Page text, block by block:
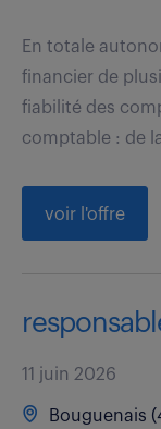
En totale
financier de
fiabilité des
comptable : de
voir l'offre
11 juin 2026
Bouguenais